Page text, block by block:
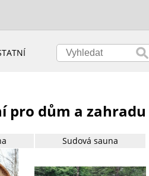
pro dům a zahradu
Sudová sauna